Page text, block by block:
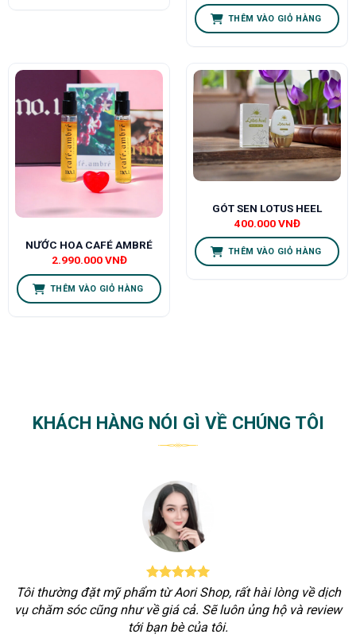
THÊM VÀO GIỎ HÀNG
NƯỚC HOA CAFÉ AMBRÉ
2.990.000VNĐ
THÊM VÀO GIỎ HÀNG
GÓT SEN LOTUS HEEL
400.000VNĐ
THÊM VÀO GIỎ HÀNG
KHÁCH HÀNG NÓI GÌ VỀ CHÚNG TÔI
Tôi thường đặt mỹ phẩm từ Aori Shop, rất hài lòng về dịch
vụ chăm sóc cũng như về giá cả. Sẽ luôn ủng hộ và review
tới bạn bè của tôi.